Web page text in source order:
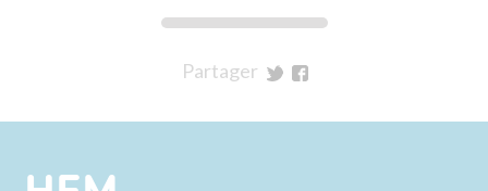
Partager
Twitter
Facebook